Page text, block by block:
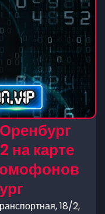
на карте
18/2,